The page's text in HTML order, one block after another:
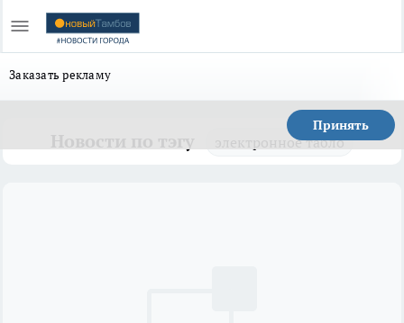
Заказать рекламу
Принять
электронное табло